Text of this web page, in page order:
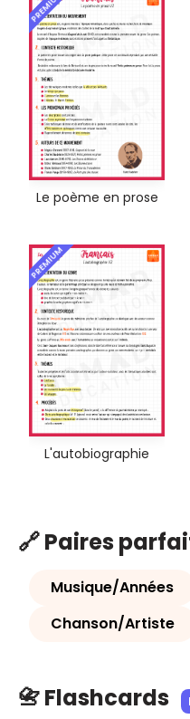
Le poème en prose
PREMIUM
L'autobiographie
🔗 Paires
Musique/Années
Chanson/Artiste
📇 Flashcards